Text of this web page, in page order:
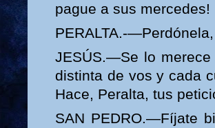
pague a sus mercedes!
PERALTA.-
JESÚS.—Se lo
distinta de vos y cada
Hace, Peralta, tus
SAN PEDRO.—Fíjate